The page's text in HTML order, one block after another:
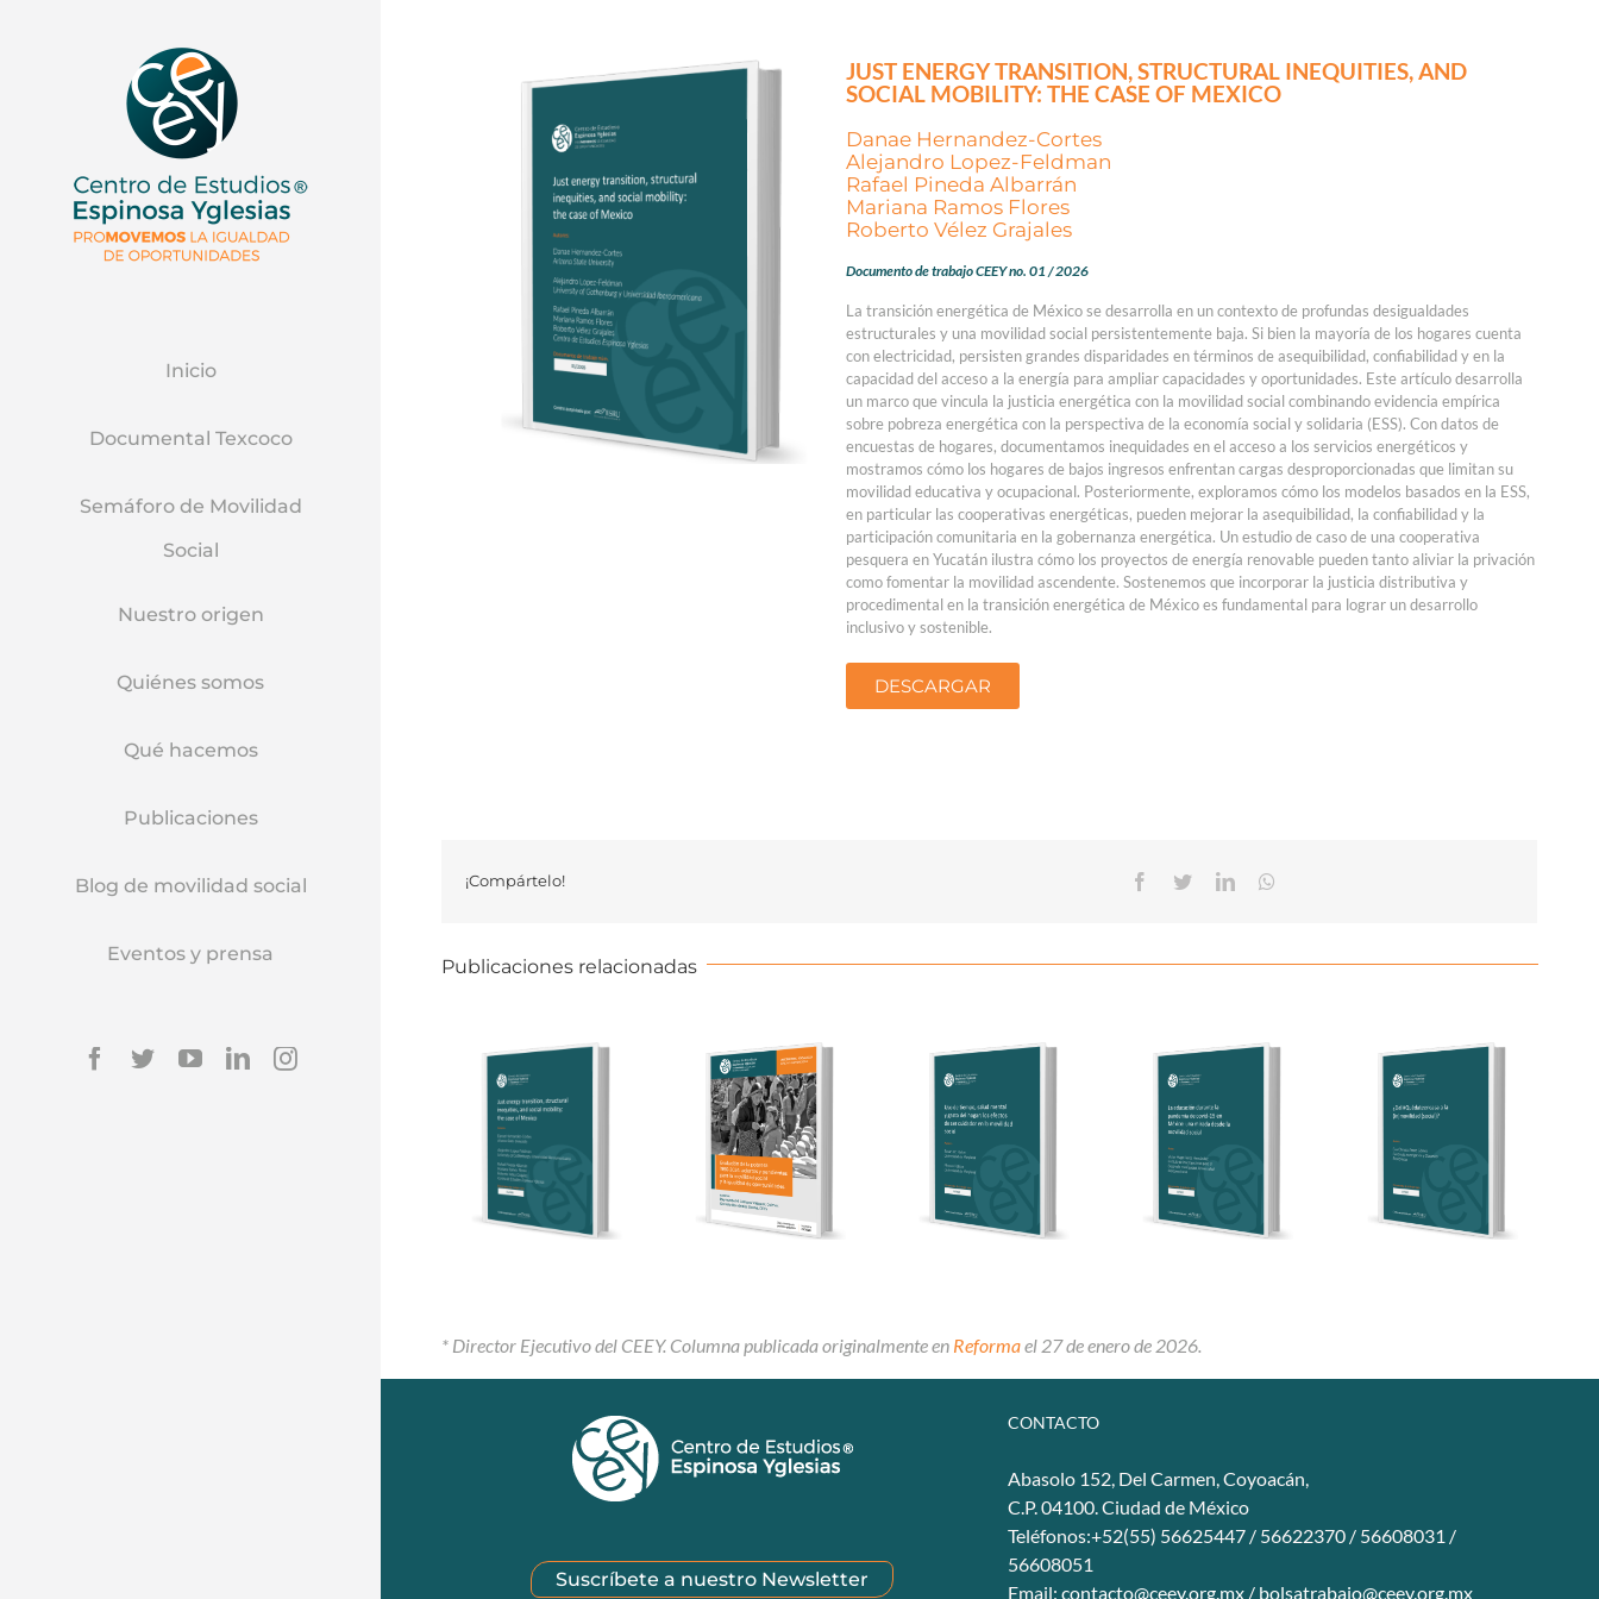
Inicio
Documental Texcoco
Semáforo de Movilidad
Social
Nuestro origen
Quiénes somos
Qué hacemos
Publicaciones
Blog de movilidad social
Eventos y prensa
JUST ENERGY TRANSITION, STRUCTURAL INEQUITIES, AND
SOCIAL MOBILITY: THE CASE OF MEXICO
Danae Hernandez-Cortes
Alejandro Lopez-Feldman
Rafael Pineda Albarrán
Mariana Ramos Flores
Roberto Vélez Grajales
Documento de trabajo CEEY no. 01 / 2026
La transición energética de México se desarrolla en un contexto de profundas desigualdades
estructurales y una movilidad social persistentemente baja. Si bien la mayoría de los hogares cuenta
con electricidad, persisten grandes disparidades en términos de asequibilidad, confiabilidad y en la
capacidad del acceso a la energía para ampliar capacidades y oportunidades. Este artículo desarrolla
un marco que vincula la justicia energética con la movilidad social combinando evidencia empírica
sobre pobreza energética con la perspectiva de la economía social y solidaria (ESS). Con datos de
encuestas de hogares, documentamos inequidades en el acceso a los servicios energéticos y
mostramos cómo los hogares de bajos ingresos enfrentan cargas desproporcionadas que limitan su
movilidad educativa y ocupacional. Posteriormente, exploramos cómo los modelos basados en la ESS,
en particular las cooperativas energéticas, pueden mejorar la asequibilidad, la confiabilidad y la
participación comunitaria en la gobernanza energética. Un estudio de caso de una cooperativa
pesquera en Yucatán ilustra cómo los proyectos de energía renovable pueden tanto aliviar la privación
como fomentar la movilidad ascendente. Sostenemos que incorporar la justicia distributiva y
procedimental en la transición energética de México es fundamental para lograr un desarrollo
inclusivo y sostenible.
DESCARGAR
¡Compártelo!
Publicaciones relacionadas
* Director Ejecutivo del CEEY. Columna publicada originalmente en Reformael 27 de enero de 2026.
Suscríbete a nuestro Newsletter
CONTACTO
Abasolo 152, Del Carmen, Coyoacán,
C.P. 04100. Ciudad de México
Teléfonos:+52(55) 56625447 / 56622370 / 56608031 /
56608051
Email: contacto@ceey.org.mx / bolsatrabajo@ceey.org.mx